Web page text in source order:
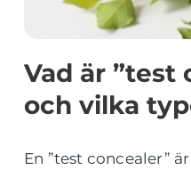
Vad är ”test
och vilka
En ”test concealer”